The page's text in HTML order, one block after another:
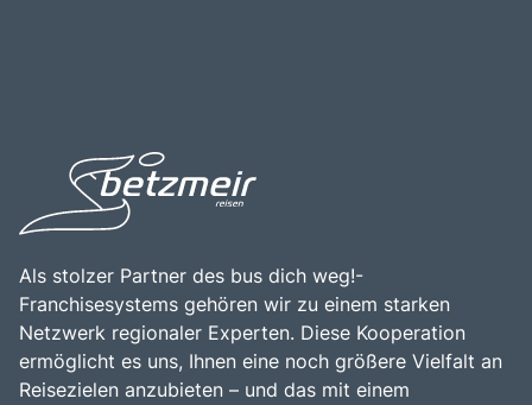
Als stolzer Partner des bus dich weg!-
Franchisesystems gehören wir zu einem starken
Netzwerk regionaler Experten. Diese Kooperation
ermöglicht es uns, Ihnen eine noch größere Vielfalt an
Reisezielen anzubieten – und das mit einem